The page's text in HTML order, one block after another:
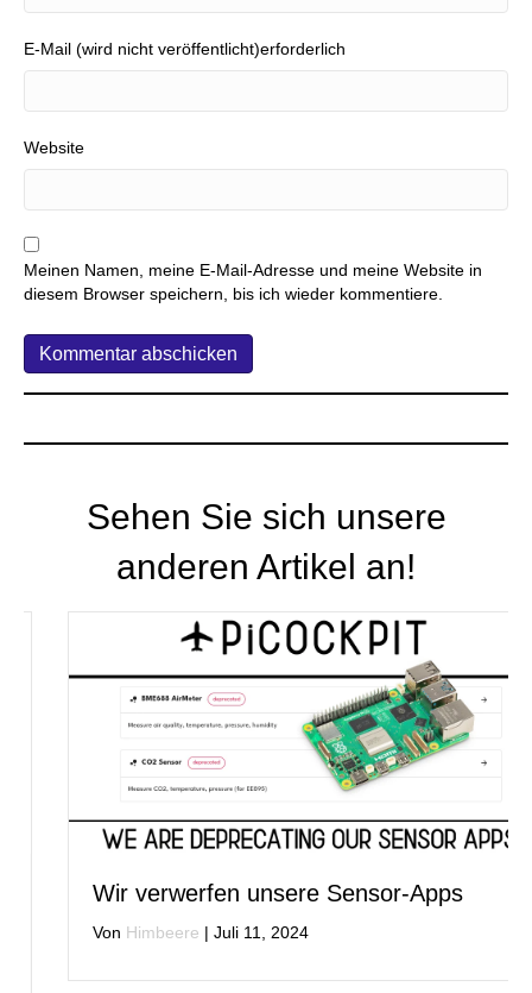
E-Mail (wird nicht veröffentlicht)erforderlich
Website
Meinen Namen, meine E-Mail-Adresse und meine Website in
diesem Browser speichern, bis ich wieder kommentiere.
Sehen Sie sich unsere
anderen Artikel an!
Wir verwerfen unsere Sensor-Apps
Himbeere |Juli 11, 2024